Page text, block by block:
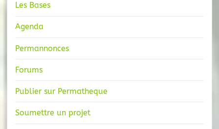
Les Bases
Agenda
Permannonces
Forums
Publier sur Permatheque
Soumettre un projet